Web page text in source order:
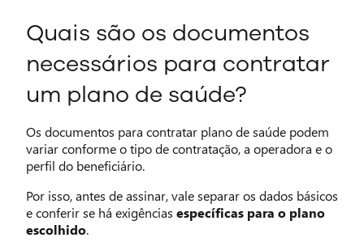
Quais são os documentos
necessários para contratar
um plano de saúde?
Os documentos para contratar plano de saúde podem
variar conforme o tipo de contratação, a operadora e o
perfil do beneficiário.
Por isso, antes de assinar, vale separar os dados básicos
e conferir se há exigências específicas para o plano
escolhido.